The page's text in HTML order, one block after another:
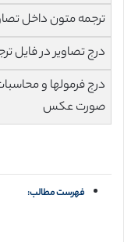
ترجمه متون داخل
درج تصاویر در فایل
درج فرمولها و
صورت عکس
فهرست مطالب: